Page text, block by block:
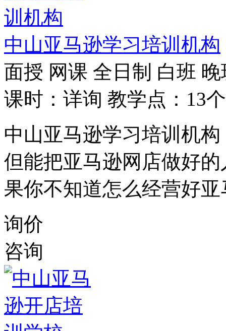
中山亚马逊学习培训机构
面授 网课 全日制 白班 晚
课时：详询 教学点：13个
中山亚马逊学习培训机
但能把亚马逊网店做好
果你不知道怎么经营好
询价
咨询